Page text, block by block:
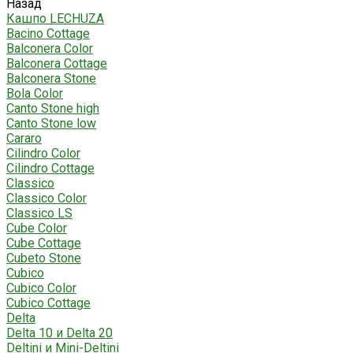
Назад
Кашпо LECHUZA
Bacino Cottage
Balconera Color
Balconera Cottage
Balconera Stone
Bola Color
Canto Stone high
Canto Stone low
Cararo
Cilindro Color
Cilindro Cottage
Classico
Classico Color
Classico LS
Cube Color
Cube Cottage
Cubeto Stone
Cubico
Cubico Color
Cubico Cottage
Delta
Delta 10 и Delta 20
Deltini и Mini-Deltini